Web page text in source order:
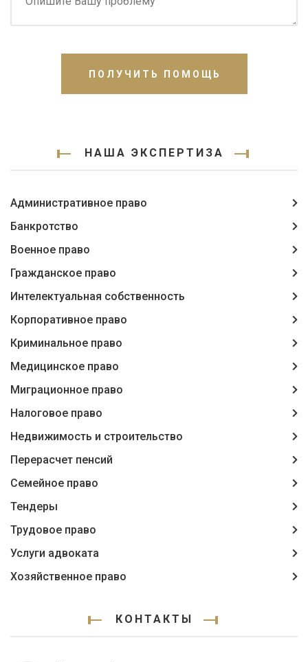
ПОЛУЧИТЬ ПОМОЩЬ
НАША ЭКСПЕРТИЗА
Административное право
Банкротство
Военное право
Гражданское право
Интелектуальная собственность
Корпоративное право
Криминальное право
Медицинское право
Миграционное право
Налоговое право
Недвижимость и строительство
Перерасчет пенсий
Семейное право
Тендеры
Трудовое право
Услуги адвоката
Хозяйственное право
КОНТАКТЫ